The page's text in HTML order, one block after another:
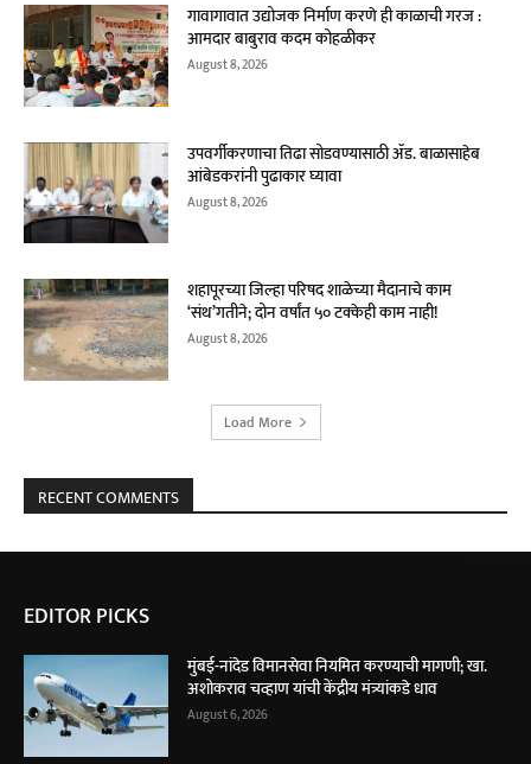
गावागावात उद्योजक निर्माण करणे ही काळाची गरज :
आमदार बाबुराव कदम कोहळीकर
August 8, 2026
उपवर्गीकरणाचा तिढा सोडवण्यासाठी ॲड. बाळासाहेब
आंबेडकरांनी पुढाकार घ्यावा
August 8, 2026
शहापूरच्या जिल्हा परिषद शाळेच्या मैदानाचे काम
‘संथ’गतीने; दोन वर्षांत ५० टक्केही काम नाही!
August 8, 2026
Load More
RECENT COMMENTS
EDITOR PICKS
मुंबई-नांदेड विमानसेवा नियमित करण्याची मागणी; खा.
अशोकराव चव्हाण यांची केंद्रीय मंत्र्यांकडे धाव
August 6, 2026